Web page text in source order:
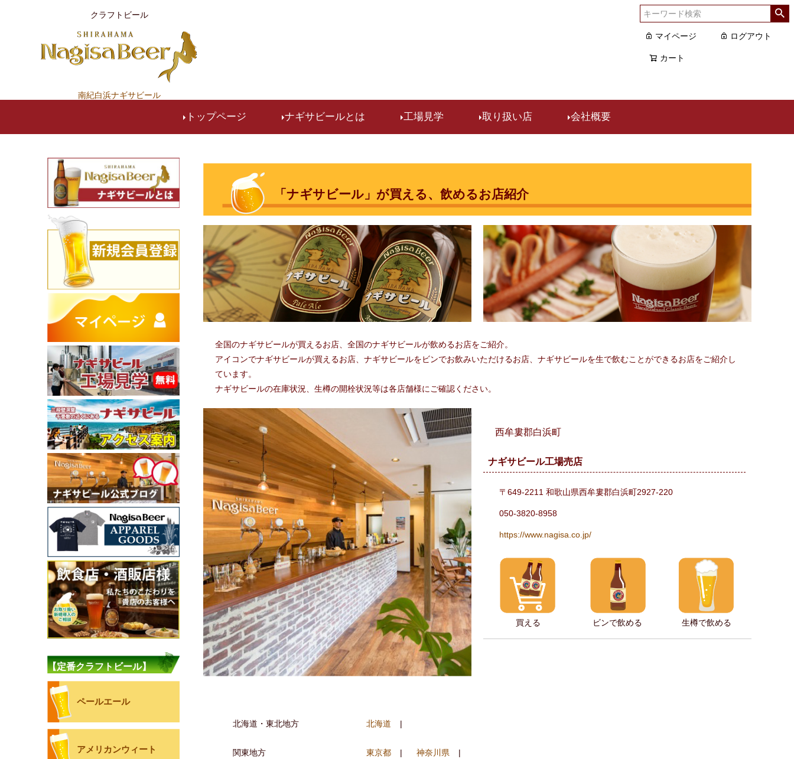
クラフトビール
南紀白浜ナギサビール
マイページ ログアウト
カート
トップページ ナギサビールとは 工場見学 取り扱い店 会社概要
【定番クラフトビール】
ペールエール
アメリカンウィート
「ナギサビール」が買える、飲めるお店紹介
全国のナギサビールが買えるお店、全国のナギサビールが飲めるお店をご紹介。
アイコンでナギサビールが買えるお店、ナギサビールをビンでお飲みいただけるお店、ナギサビールを生で飲むことができるお店をご紹介し
ています。
ナギサビールの在庫状況、生樽の開栓状況等は各店舗様にご確認ください。
西牟婁郡白浜町
ナギサビール工場売店
〒649-2211 和歌山県西牟婁郡白浜町2927-220
050-3820-8958
https://www.nagisa.co.jp/
買える ビンで飲める 生樽で飲める
北海道・東北地方 北海道
関東地方 東京都 神奈川県